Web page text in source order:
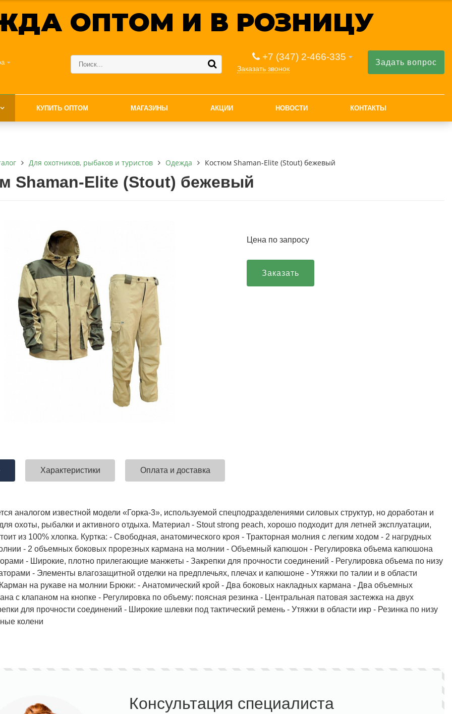
ОПТОМ И В РОЗНИЦУ
+7 (347) 2-466-335
Заказать звонок
Задать вопрос
КУПИТЬ ОПТОМ МАГАЗИНЫ АКЦИИ НОВОСТИ КОНТАКТЫ
Униформа медработников
АКЦИЯ! Полукомбинезон рыбацкий
по специальной цене!
Костюм по ЛУЧШЕЙ ЦЕНЕ!
Для охотников, рыбаков и туристов Одежда Костюм Shaman-Elite (Stout) бежевый
Shaman-Elite (Stout) бежевый
Цена по запросу
Заказать
Характеристики Оплата и доставка
аналогом известной модели «Горка-3», используемой спецподразделениями силовых структур, но доработан и
охоты, рыбалки и активного отдыха. Материал - Stout strong peach, хорошо подходит для летней эксплуатации,
из 100% хлопка. Куртка: - Свободная, анатомического кроя - Тракторная молния с легким ходом - 2 нагрудных
- 2 объемных боковых прорезных кармана на молнии - Объемный капюшон - Регулировка объема капюшона
- Широкие, плотно прилегающие манжеты - Закрепки для прочности соединений - Регулировка объема по низу
- Элементы влагозащитной отделки на предплечьях, плечах и капюшоне - Утяжки по талии и в области
на рукаве на молнии Брюки: - Анатомический крой - Два боковых накладных кармана - Два объемных
с клапаном на кнопке - Регулировка по объему: поясная резинка - Центральная патовая застежка на двух
для прочности соединений - Широкие шлевки под тактический ремень - Утяжки в области икр - Резинка по низу
колени
Консультация специалиста